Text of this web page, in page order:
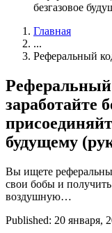
безгазовое
Главная
...
Реферальный
заработайте
будущему
Вы ищете
свои бобы и
воздушную…
Published: 20 января,